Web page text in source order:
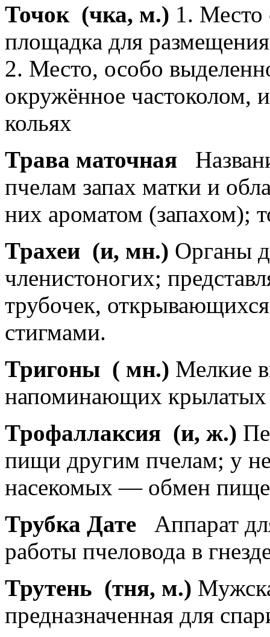
Точок(чка, м.) 1. Место
площадка для
2. Место, особо
окружённое частоколом,
кольях
Трава маточная
пчелам запах матки и
них ароматом (запахом);
Трахеи (и, мн.) Органы
членистоногих;
трубочек,
стигмами.
Тригоны ( мн.) Мелкие
напоминающих крылатых
Трофаллаксия (и, ж.)
пищи другим пчелам; у
насекомых — обмен
Трубка Дате
Аппарат
работы пчеловода в
Трутень (тня, м.)
предназначенная для